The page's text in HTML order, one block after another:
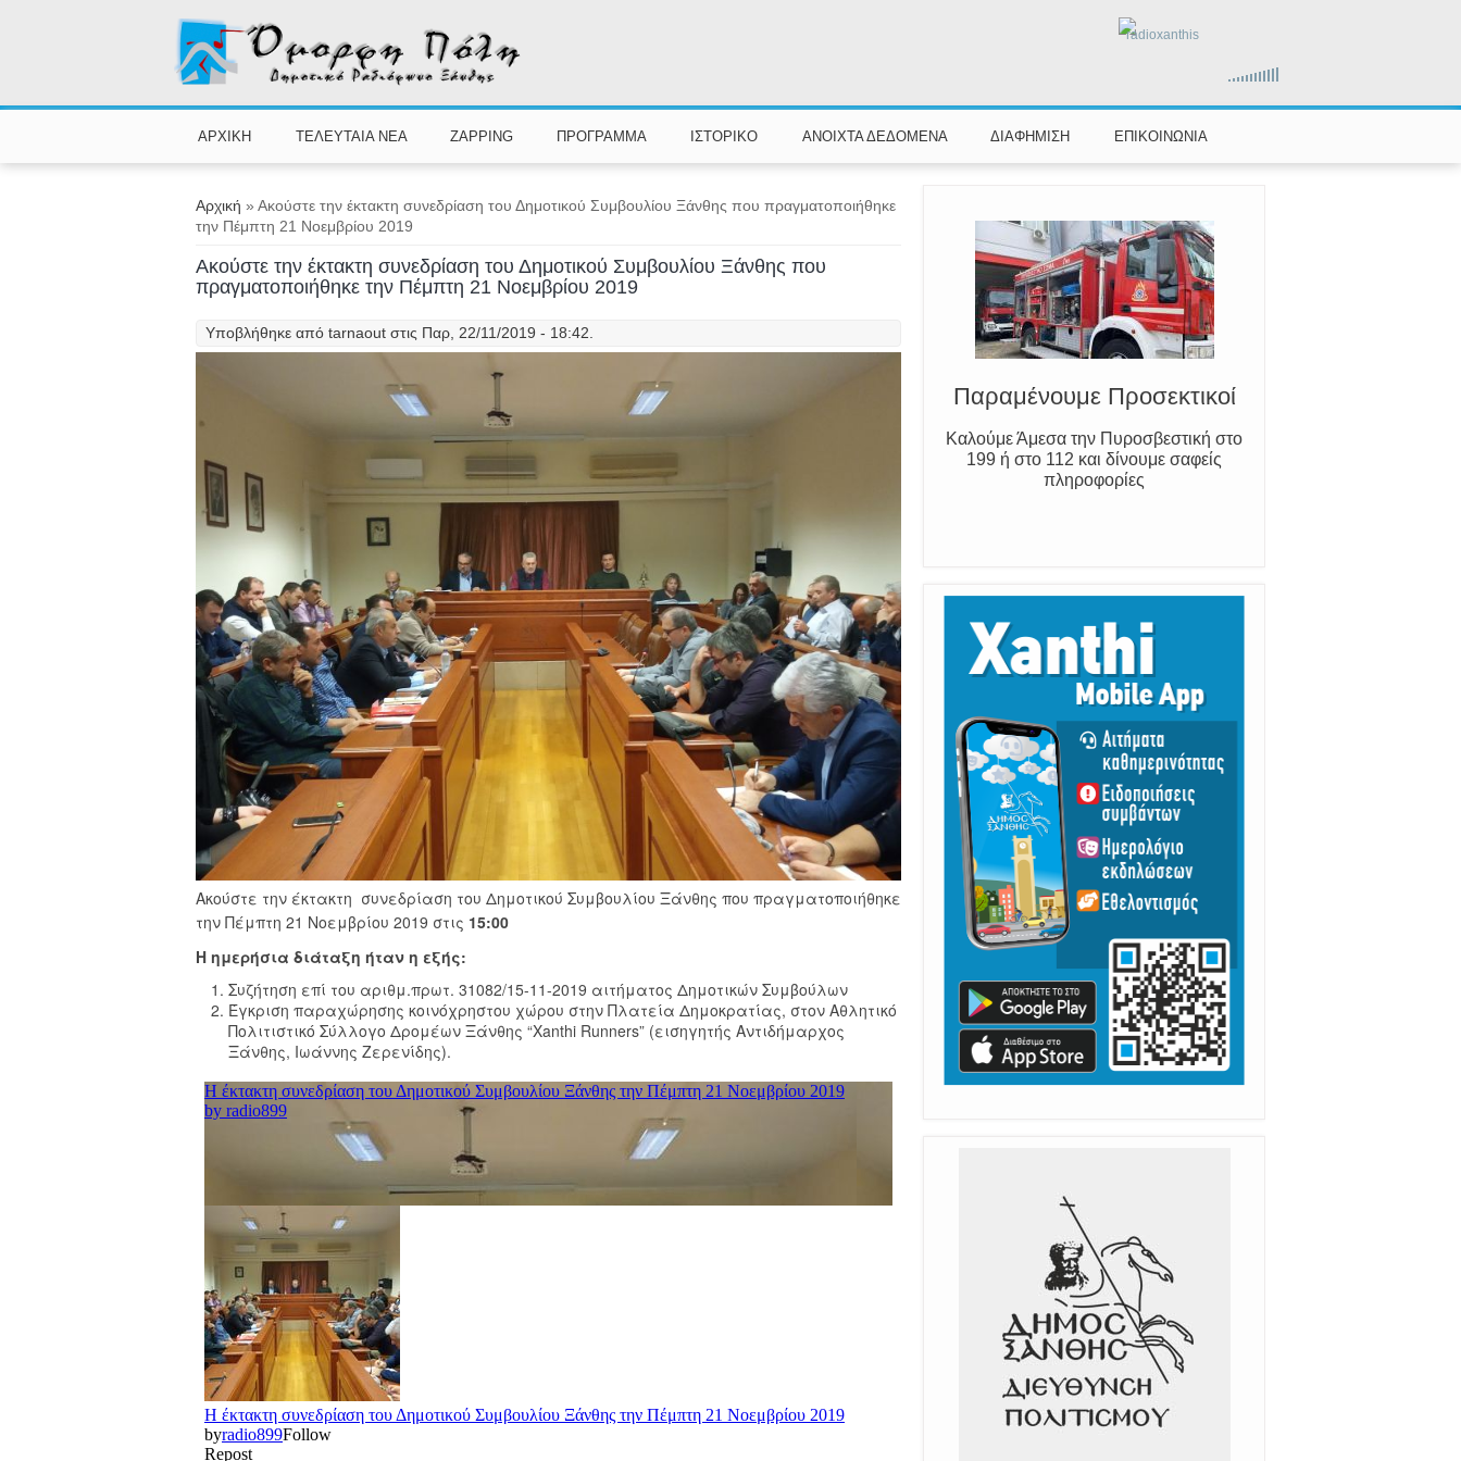
radioxanthis
ΑΡΧΙΚΗ ΤΕΛΕΥΤΑΙΑ ΝΕΑ ZAPPING ΠΡΟΓΡΑΜΜΑ ΙΣΤΟΡΙΚΟ ΑΝΟΙΧΤΑ ΔΕΔΟΜΕΝΑ ΔΙΑΦΗΜΙΣΗ ΕΠΙΚΟΙΝΩΝΙΑ
Είστε εδώ
Αρχική » Ακούστε την έκτακτη συνεδρίαση του Δημοτικού Συμβουλίου Ξάνθης που πραγματοποιήθηκε
την Πέμπτη 21 Νοεμβρίου 2019
Ακούστε την έκτακτη συνεδρίαση του Δημοτικού Συμβουλίου Ξάνθης που
πραγματοποιήθηκε την Πέμπτη 21 Νοεμβρίου 2019
Υποβλήθηκε από tarnaout στις Παρ, 22/11/2019 - 18:42.
Ακούστε την έκτακτη συνεδρίαση του Δημοτικού Συμβουλίου Ξάνθης που πραγματοποιήθηκε
την Πέμπτη 21 Νοεμβρίου 2019 στις 15:00
Η ημερήσια διάταξη ήταν η εξής:
Συζήτηση επί του αριθμ.πρωτ. 31082/15-11-2019 αιτήματος Δημοτικών Συμβούλων
Έγκριση παραχώρησης κοινόχρηστου χώρου στην Πλατεία Δημοκρατίας, στον Αθλητικό
Πολιτιστικό Σύλλογο Δρομέων Ξάνθης “Xanthi Runners” (εισηγητής Αντιδήμαρχος
Ξάνθης, Ιωάννης Ζερενίδης).
199 ή στο 112 και δίνουμε σαφείς
πληροφορίες
Ο Μύθος της Ξάνθης
Γνωρίζουμε τον Νέστο, την Ξάνθη και
τον Κόσυνθο